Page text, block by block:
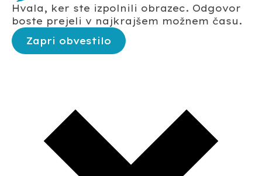
Hvala, ker ste izpolnili obrazec. Odgovor
boste prejeli v najkrajšem možnem času.
Zapri obvestilo